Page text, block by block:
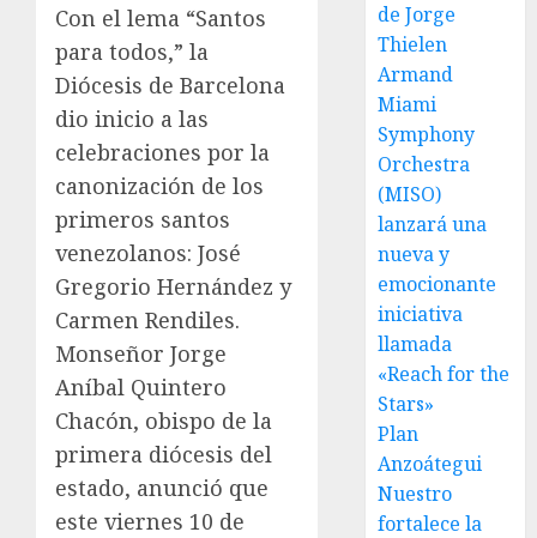
Con el lema “Santos
para todos,” la
Diócesis de Barcelona
dio inicio a las
celebraciones por la
canonización de los
primeros santos
venezolanos: José
Gregorio Hernández y
Carmen Rendiles.
Monseñor Jorge
Aníbal Quintero
Chacón, obispo de la
primera diócesis del
estado, anunció que
este viernes 10 de
de Jorge
Thielen
Armand
Miami
Symphony
Orchestra
(MISO)
lanzará una
nueva y
emocionante
iniciativa
llamada
«Reach for the
Stars»
Plan
Anzoátegui
Nuestro
fortalece la